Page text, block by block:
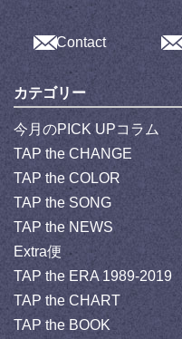
Contact
カテゴリー
今月のPICK UPコラム
TAP the CHANGE
TAP the COLOR
TAP the SONG
TAP the NEWS
Extra便
TAP the ERA 1989-2019
TAP the CHART
TAP the BOOK